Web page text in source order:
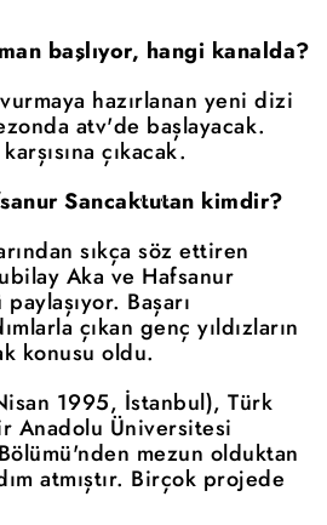
başlıyor, hangi kanalda?
hazırlanan yeni dizi
atv'de başlayacak.
çıkacak.
Sancaktutan kimdir?
sıkça söz ettiren
Aka ve Hafsanur
Başarı
çıkan genç yıldızların
konusu oldu.
1995, İstanbul), Türk
Anadolu Üniversitesi
mezun olduktan
atmıştır. Birçok projede